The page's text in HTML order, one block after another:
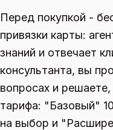
Перед покупкой -
привязки карты:
знаний и отвечает
консультанта, вы
вопросах и
тарифа: "Базовый"
на выбор и